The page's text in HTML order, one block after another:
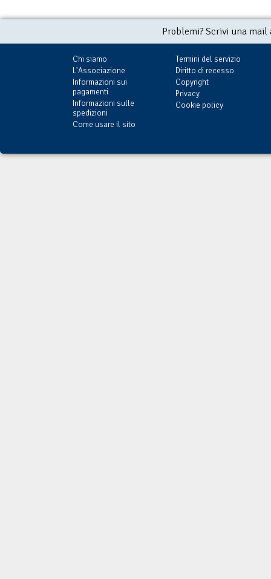
Problemi? Scrivi una
Chi siamo
L'Associazione
Informazioni sui
pagamenti
Informazioni sulle
spedizioni
Come usare il sito
Termini del servizio
Diritto di recesso
Copyright
Privacy
Cookie policy